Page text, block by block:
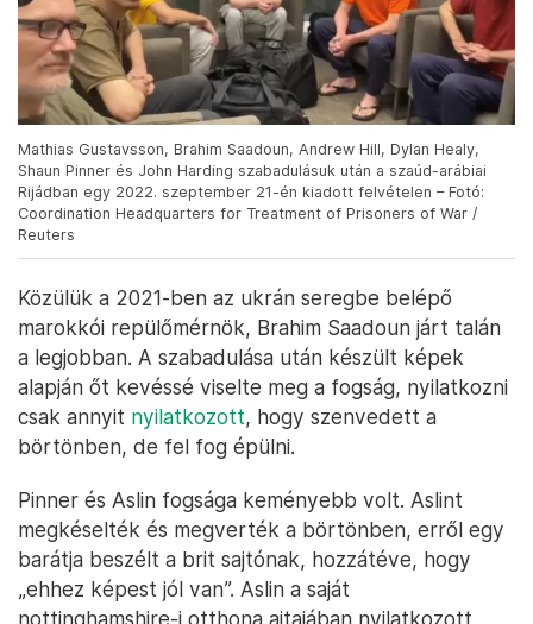
Mathias Gustavsson, Brahim Saadoun, Andrew Hill, Dylan Healy,
Shaun Pinner és John Harding szabadulásuk után a szaúd-arábiai
Rijádban egy 2022. szeptember 21-én kiadott felvételen – Fotó:
Coordination Headquarters for Treatment of Prisoners of War /
Reuters
Közülük a 2021-ben az ukrán seregbe belépő
marokkói repülőmérnök, Brahim Saadoun járt talán
a legjobban. A szabadulása után készült képek
alapján őt kevéssé viselte meg a fogság, nyilatkozni
csak annyit nyilatkozott, hogy szenvedett a
börtönben, de fel fog épülni.
Pinner és Aslin fogsága keményebb volt. Aslint
megkéselték és megverték a börtönben, erről egy
barátja beszélt a brit sajtónak, hozzátéve, hogy
„ehhez képest jól van”. Aslin a saját
nottinghamshire-i otthona ajtajában nyilatkozott,